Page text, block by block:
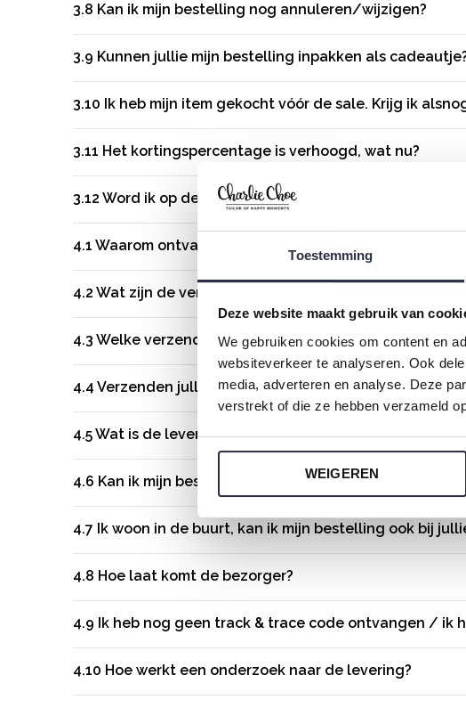
Toestemming
Deze website maakt gebruik van
We gebruiken cookies om content en
websiteverkeer te analyseren. Ook
media, adverteren en analyse. Deze
verstrekt of die ze hebben verzameld
WEIGEREN
3.8 Kan ik mijn bestelling nog annuleren/wijzigen?
3.9 Kunnen jullie mijn bestelling inpakken als
3.10 Ik heb mijn item gekocht vóór de sale. Krijg ik
3.11 Het kortingspercentage is verhoogd, wat nu?
3.12 Word ik op de hoogte gehouden van de voortgang
4.1 Waarom ontvang ik geen pakbon meer?
4.2 Wat zijn de verzendkosten?
4.3 Welke verzendmaatschappij gebruikt Charlie Choe?
4.4 Verzenden jullie ook naar het buitenland?
4.5Wat is de levertijd van mijn bestelling?
4.6 Kan ik mijn bestelling laten bezorgen bij een
4.7 Ik woon in de buurt, kan ik mijn bestelling ook bij
4.8 Hoe laat komt de bezorger?
4.9 Ik heb nog geen track & trace code ontvangen / ik
4.10 Hoe werkt een onderzoek naar de levering?